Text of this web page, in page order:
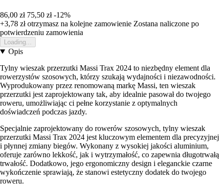
86,00 zł 75,50 zł -12%
+3,78 złotrzymasz na kolejne zamowienie Zostana naliczone po
potwierdzeniu zamowienia
Loading...
Opis
Tylny wieszak przerzutki Massi Trax 2024 to niezbędny element dla
rowerzystów szosowych, którzy szukają wydajności i niezawodności.
Wyprodukowany przez renomowaną markę Massi, ten wieszak
przerzutki jest zaprojektowany tak, aby idealnie pasował do twojego
roweru, umożliwiając ci pełne korzystanie z optymalnych
doświadczeń podczas jazdy.
Specjalnie zaprojektowany do rowerów szosowych, tylny wieszak
przerzutki Massi Trax 2024 jest kluczowym elementem dla precyzyjnej
i płynnej zmiany biegów. Wykonany z wysokiej jakości aluminium,
oferuje zarówno lekkość, jak i wytrzymałość, co zapewnia długotrwałą
trwałość. Dodatkowo, jego ergonomiczny design i eleganckie czarne
wykończenie sprawiają, że stanowi estetyczny dodatek do twojego
roweru.